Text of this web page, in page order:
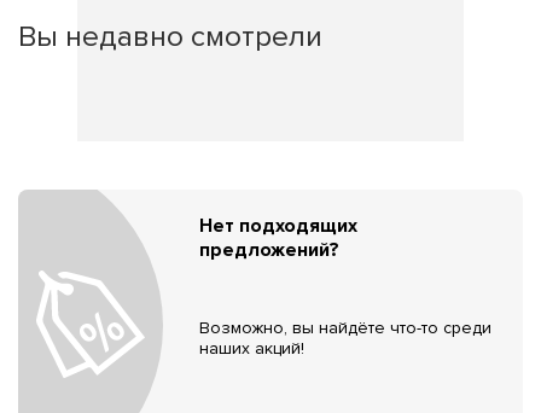
Вы недавно смотрели
Нет подходящих
предложений?
Возможно, вы найдёте что-то среди
наших акций!